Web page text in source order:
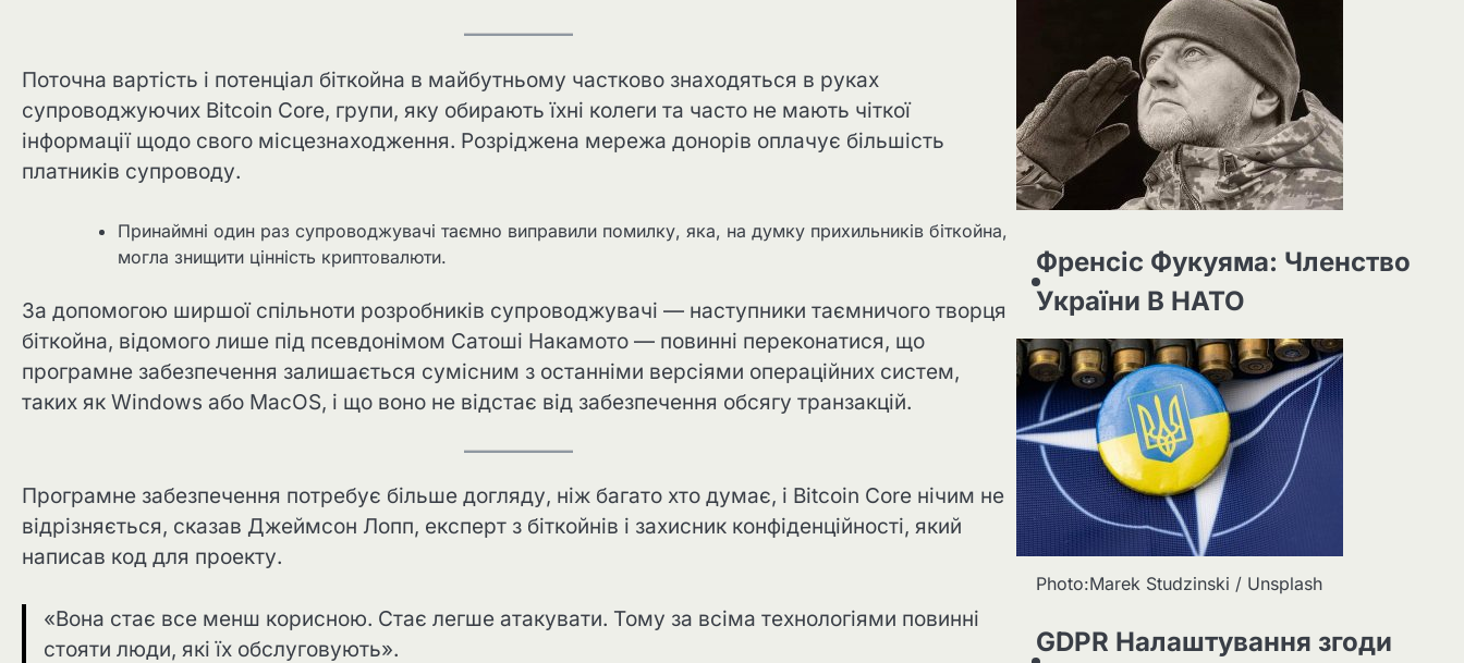
Поточна вартість і потенціал біткойна в майбутньому частково знаходяться в руках
супроводжуючих Bitcoin Core, групи, яку обирають їхні колеги та часто не мають чіткої
інформації щодо свого місцезнаходження. Розріджена мережа донорів оплачує більшість
платників супроводу.
Принаймні один раз супроводжувачі таємно виправили помилку, яка, на думку прихильників біткойна,
могла знищити цінність криптовалюти.
За допомогою ширшої спільноти розробників супроводжувачі — наступники таємничого творця
біткойна, відомого лише під псевдонімом Сатоші Накамото — повинні переконатися, що
програмне забезпечення залишається сумісним з останніми версіями операційних систем,
таких як Windows або MacOS, і що воно не відстає від забезпечення обсягу транзакцій.
Програмне забезпечення потребує більше догляду, ніж багато хто думає, і Bitcoin Core нічим не
відрізняється, сказав Джеймсон Лопп, експерт з біткойнів і захисник конфіденційності, який
написав код для проекту.
«Вона стає все менш корисною. Стає легше атакувати. Тому за всіма технологіями повинні
стояти люди, які їх обслуговують».
Френсіс Фукуяма: Членство
України В НАТО
Photo:Marek Studzinski / Unsplash
GDPR Налаштування згоди